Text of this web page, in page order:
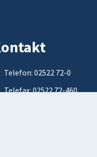
Telefon: 02522 72-0
Telefax: 02522 72-460